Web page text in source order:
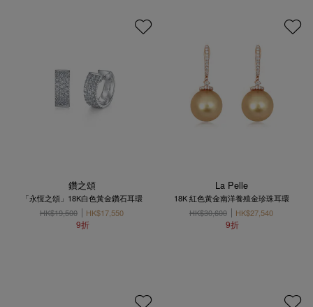
鑽之頌
「永恆之頌」18K白色黃金鑽石耳環
HK$19,500
HK$17,550
9折
La Pelle
18K 紅色黃金南洋養殖金珍珠耳環
HK$30,600
HK$27,540
9折